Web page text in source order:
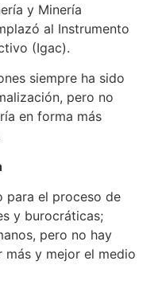
y Minería
al Instrumento
(Igac).
siempre ha sido
pero no
en forma más
para el proceso de
y burocráticas;
pero no hay
y mejor el medio